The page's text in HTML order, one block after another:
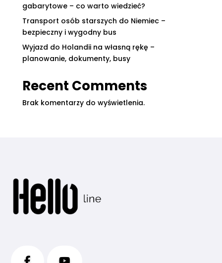
gabarytowe – co warto wiedzieć?
Transport osób starszych do Niemiec –
bezpieczny i wygodny bus
Wyjazd do Holandii na własną rękę –
planowanie, dokumenty, busy
Recent Comments
Brak komentarzy do wyświetlenia.